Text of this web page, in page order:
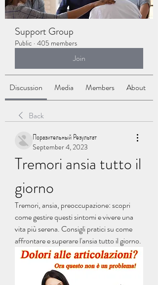
Support Group
Public · 405 members
Join
Discussion Media Members About
Back
Поразительный Результат
September 4, 2023
Tremori ansia tutto il
giorno
Tremori, ansia, preoccupazione: scopri
come gestire questi sintomi e vivere una
vita più serena. Consigli pratici su come
affrontare e superare l'ansia tutto il giorno.